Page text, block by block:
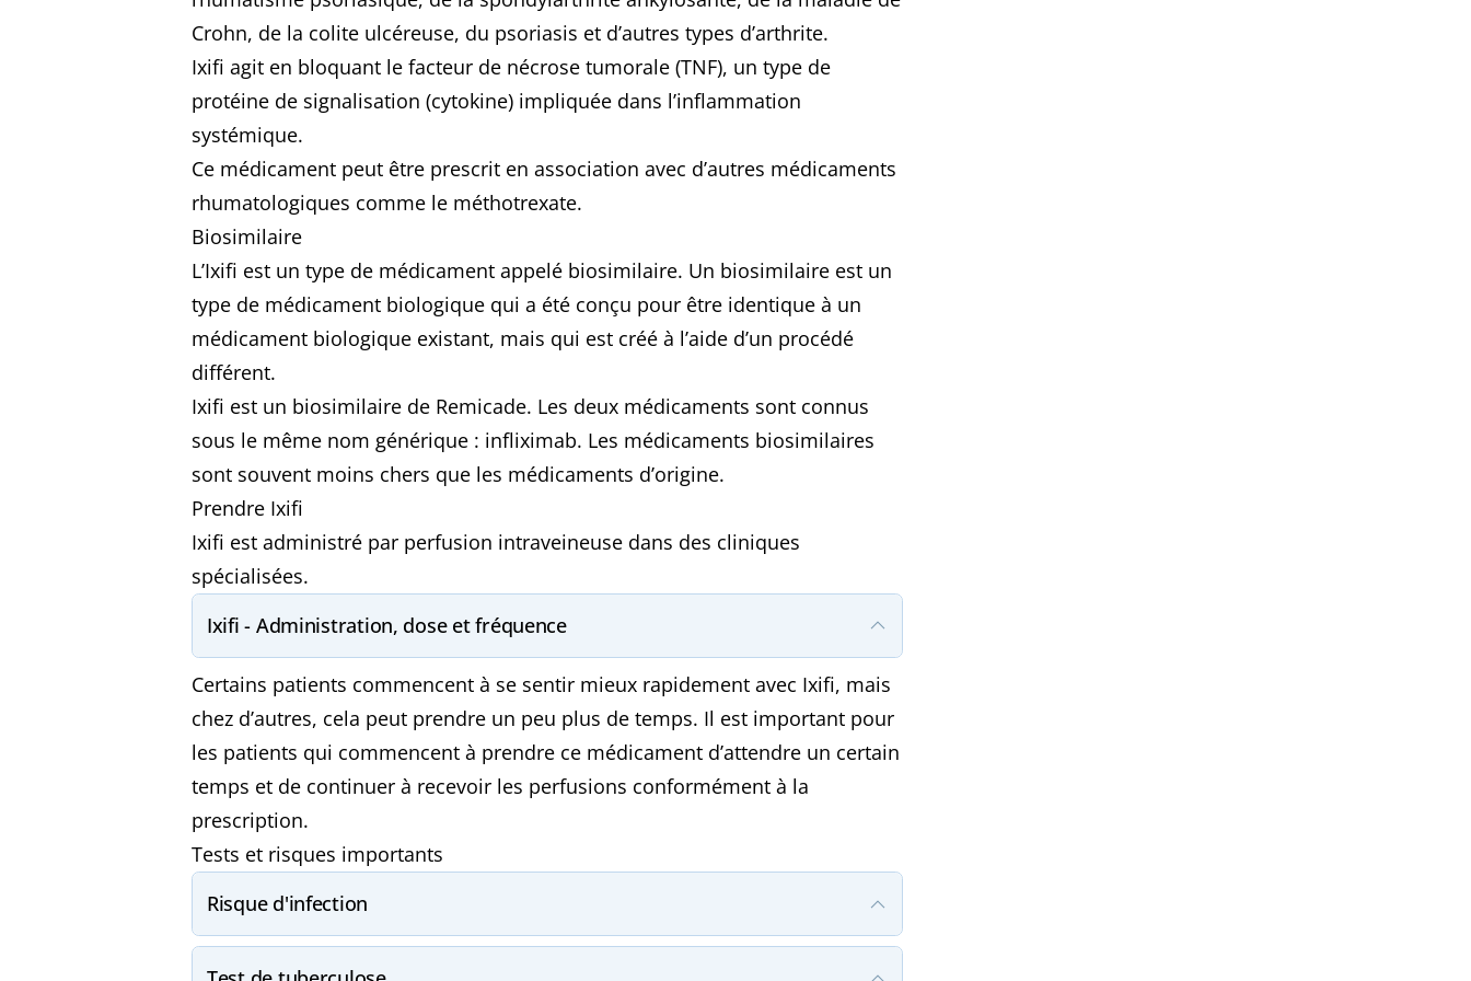
Crohn, de la colite ulcéreuse, du psoriasis et d’autres types d’arthrite.
Ixifi agit en bloquant le facteur de nécrose tumorale (TNF), un type de
protéine de signalisation (cytokine) impliquée dans l’inflammation
systémique.
Ce médicament peut être prescrit en association avec d’autres médicaments
rhumatologiques comme le méthotrexate.
Biosimilaire
L’Ixifi est un type de médicament appelé biosimilaire. Un biosimilaire est un
type de médicament biologique qui a été conçu pour être identique à un
médicament biologique existant, mais qui est créé à l’aide d’un procédé
différent.
Ixifi est un biosimilaire de Remicade. Les deux médicaments sont connus
sous le même nom générique : infliximab. Les médicaments biosimilaires
sont souvent moins chers que les médicaments d’origine.
Prendre Ixifi
Ixifi est administré par perfusion intraveineuse dans des cliniques
spécialisées.
Ixifi - Administration, dose et fréquence
Certains patients commencent à se sentir mieux rapidement avec Ixifi, mais
chez d’autres, cela peut prendre un peu plus de temps. Il est important pour
les patients qui commencent à prendre ce médicament d’attendre un certain
temps et de continuer à recevoir les perfusions conformément à la
prescription.
Tests et risques importants
Risque d'infection